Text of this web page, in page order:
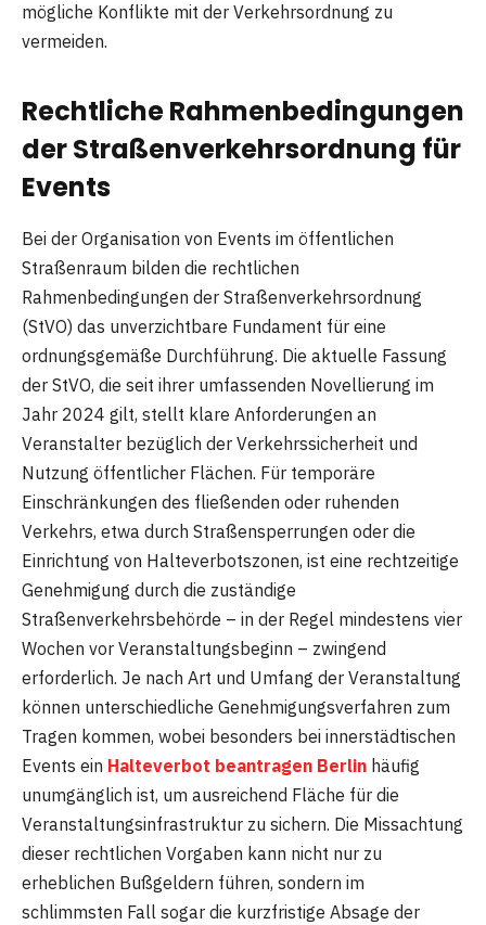
mögliche Konflikte mit der Verkehrsordnung zu
vermeiden.
Rechtliche Rahmenbedingungen
der Straßenverkehrsordnung für
Events
Bei der Organisation von Events im öffentlichen
Straßenraum bilden die rechtlichen
Rahmenbedingungen der Straßenverkehrsordnung
(StVO) das unverzichtbare Fundament für eine
ordnungsgemäße Durchführung. Die aktuelle Fassung
der StVO, die seit ihrer umfassenden Novellierung im
Jahr 2024 gilt, stellt klare Anforderungen an
Veranstalter bezüglich der Verkehrssicherheit und
Nutzung öffentlicher Flächen. Für temporäre
Einschränkungen des fließenden oder ruhenden
Verkehrs, etwa durch Straßensperrungen oder die
Einrichtung von Halteverbotszonen, ist eine rechtzeitige
Genehmigung durch die zuständige
Straßenverkehrsbehörde – in der Regel mindestens vier
Wochen vor Veranstaltungsbeginn – zwingend
erforderlich. Je nach Art und Umfang der Veranstaltung
können unterschiedliche Genehmigungsverfahren zum
Tragen kommen, wobei besonders bei innerstädtischen
Events ein Halteverbot beantragen Berlin häufig
unumgänglich ist, um ausreichend Fläche für die
Veranstaltungsinfrastruktur zu sichern. Die Missachtung
dieser rechtlichen Vorgaben kann nicht nur zu
erheblichen Bußgeldern führen, sondern im
schlimmsten Fall sogar die kurzfristige Absage der